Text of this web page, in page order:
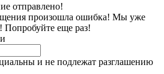
отправлено!
произошла ошибка! Мы уже
Попробуйте еще раз!
и не подлежат разглашению